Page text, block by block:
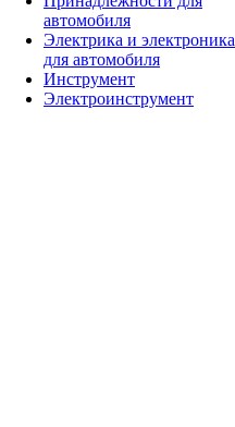
автомобиля
Электрика и электроника
для автомобиля
Инструмент
Электроинструмент